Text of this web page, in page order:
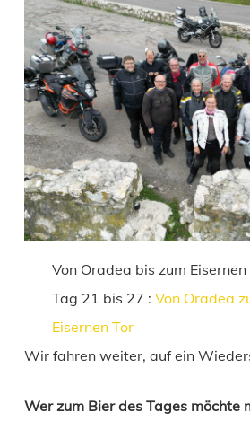
Von Oradea bis zum Eisernen
Tag 21 bis 27 :Von Oradea
Eisernen Tor
Wir fahren weiter, auf ein
Wer zum Bier des Tages möchte